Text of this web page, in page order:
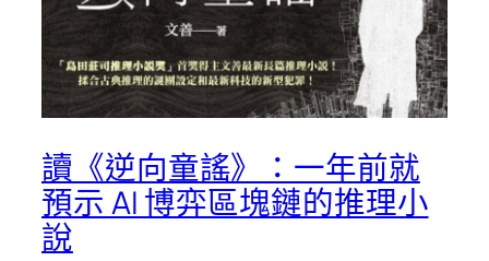
讀《逆向童謠》：一年前就
預示 AI 博弈區塊鏈的推理小
說